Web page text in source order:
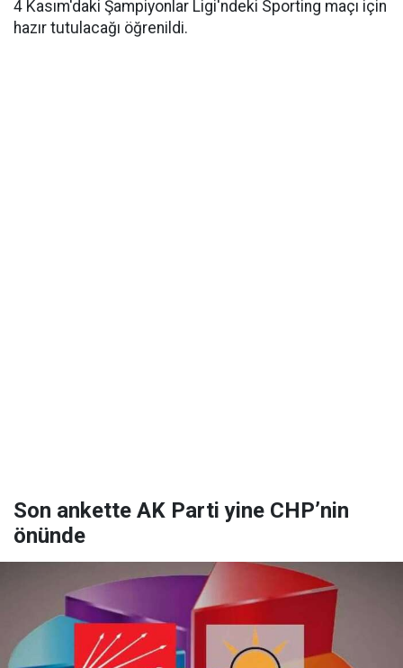
4 Kasım'daki Şampiyonlar Ligi'ndeki Sporting maçı için
hazır tutulacağı öğrenildi.
Son ankette AK Parti yine CHP’nin
önünde